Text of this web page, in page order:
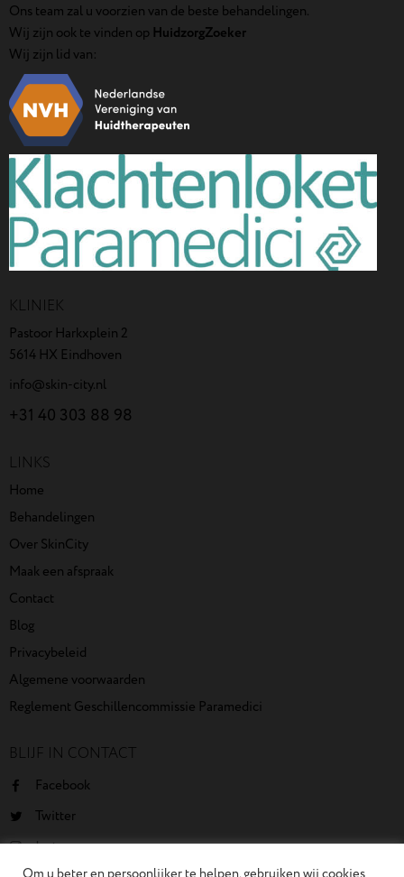
Ons team zal u voorzien van de beste behandelingen.
Wij zijn ook te vinden op HuidzorgZoeker
Wij zijn lid van:
KLINIEK
Pastoor Harkxplein 2
5614 HX Eindhoven
info@skin-city.nl
+31 40 303 88 98
LINKS
Home
Behandelingen
Over SkinCity
Maak een afspraak
Contact
Blog
Privacybeleid
Algemene voorwaarden
Reglement Geschillencommissie Paramedici
BLIJF IN CONTACT
Facebook
Twitter
Instagram